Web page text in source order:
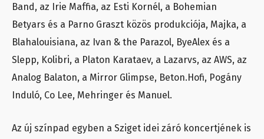
Band, az Irie Maffia, az Esti Kornél, a Bohemian
Betyars és a Parno Graszt közös produkciója, Majka, a
Blahalouisiana, az Ivan & the Parazol, ByeAlex és a
Slepp, Kolibri, a Platon Karataev, a Lazarvs, az AWS, az
Analog Balaton, a Mirror Glimpse, Beton.Hofi, Pogány
Induló, Co Lee, Mehringer és Manuel.
Az új színpad egyben a Sziget idei záró koncertjének is